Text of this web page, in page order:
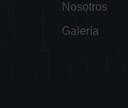
Nosotros
Galería